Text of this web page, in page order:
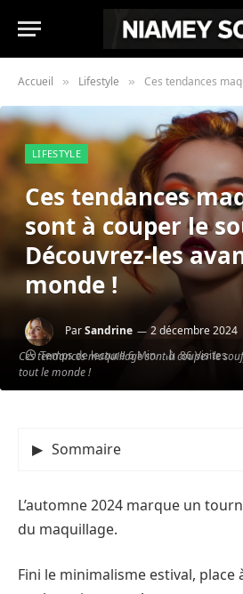
Accueil » Lifestyle » Ces tendances maquillage sont à
Ces tendances maquillage sont à couper le
tout le monde !
LIFESTYLE
Ces tendances
sont à couper le
Découvrez-les
monde !
ParSandrine
2 décembre 2024
Temps de lecture 6 Min
86Visites
Sommaire
L’automne 2024 marque un
du maquillage.
Fini le minimalisme estival, place